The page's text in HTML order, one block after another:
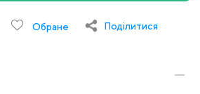
Обране Поділитися